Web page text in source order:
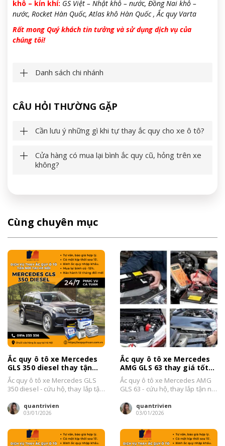
khô – kín khí: GS Việt – Nhật khô – nước, Đồng Nai khô –
nước, Rocket Hàn Quốc, Atlas khô Hàn Quốc , Ắc quy Varta
Rất mong Quý khách tin tưởng và sử dụng dịch vụ của
chúng tôi!
Danh sách chi nhánh
CÂU HỎI THƯỜNG GẶP
Cần lưu ý những gì khi tự thay ắc quy cho xe ô tô?
Cửa hàng có mua lại bình ắc quy cũ, hỏng trên xe
không?
Cùng chuyên mục
Ắc quy ô tô xe Mercedes
GLS 350 diesel thay tận
nơi Hà Nội 2026
Ắc quy ô tô xe Mercedes GLS
350 diesel - cứu hộ, thay lắp tận
quantrivien
03/01/2026
Ắc quy ô tô xe Mercedes
AMG GLS 63 thay giá tốt
Hà Nội 2026
Ắc quy ô tô xe Mercedes AMG
GLS 63 - cứu hộ, thay lắp tận nơi
quantrivien
03/01/2026